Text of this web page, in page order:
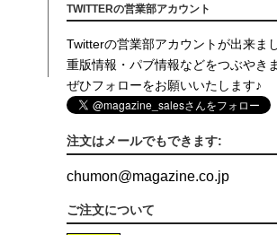
TWITTERの営業部アカウント
Twitterの営業部アカウントが出来ま
重版情報・パブ情報などをつぶやきま
ぜひフォローをお願いいたします♪
注文はメールでもできます:
chumon@magazine.co.jp
ご注文について